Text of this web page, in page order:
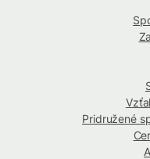
Pridružené